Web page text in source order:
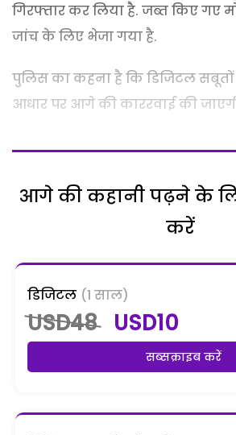
गिरफ्तार कर लिया है. जब्त किए गए
जांच के लिए भेजा गया है.
पुलिस का कहना है कि डिजिटल
आधार पर आगे की काररवाई की
आगे की कहानी पढ़ने के
करें
डिजिटल (1 साल)
USD48 USD10
सब्सक्राइब करें